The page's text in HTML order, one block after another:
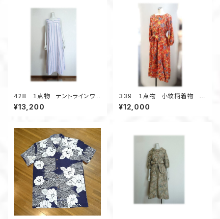
428 １点物 テントラインワン
ピース ジャンパースカート
ストライプ 小さいサイズ
¥13,200
339 １点物 小紋柄着物 ワ
ンピース マーメイドシルエッ
ト 着物リメイク シルク オレ
¥12,000